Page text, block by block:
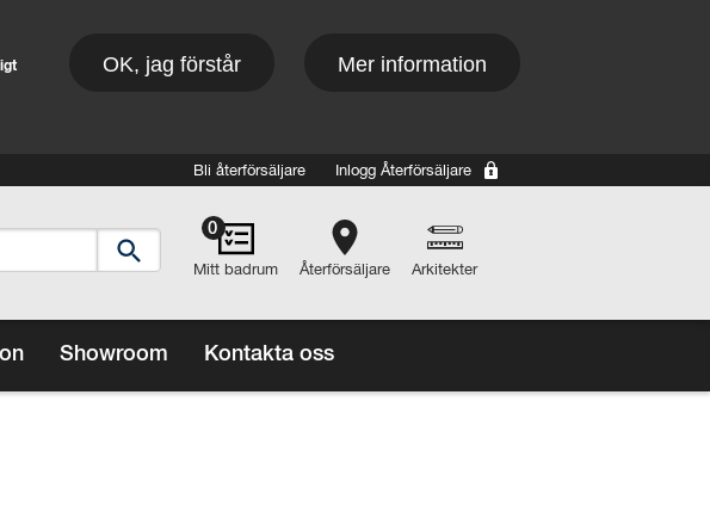
OK, jag förstår Mer information
Bli återförsäljare Inlogg Återförsäljare
0
Mitt badrum Återförsäljare Arkitekter
Showroom Kontakta oss